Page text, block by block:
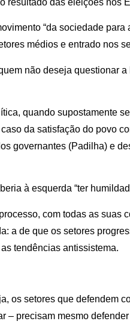
“da sociedade para
médios e entrado nos
não deseja questionar
quando supostamente
da satisfação do povo
governantes (Padilha) e
à esquerda “ter
com todas as suas
a de que os setores
tendências antissistema.
os setores que defendem
– precisam mesmo